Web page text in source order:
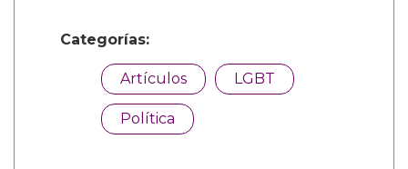
Categorías:
Artículos LGBT
Política